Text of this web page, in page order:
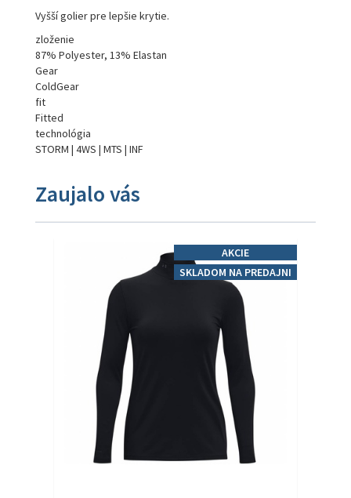
Vyšší golier pre lepšie krytie.
zloženie
87% Polyester, 13% Elastan
Gear
ColdGear
fit
Fitted
technológia
STORM | 4WS | MTS | INF
Zaujalo vás
AKCIE
SKLADOM NA PREDAJNI